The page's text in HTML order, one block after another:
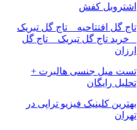
اشتروبل کفش
تاج گل افتتاحیه _ تاج گل تبریک
_ خرید تاج گل تبریک _ تاج گل
ارزان
تست میل جنسی هالبرت +
تحلیل رایگان
بهترین کلینیک فیزیو تراپی در
تهران